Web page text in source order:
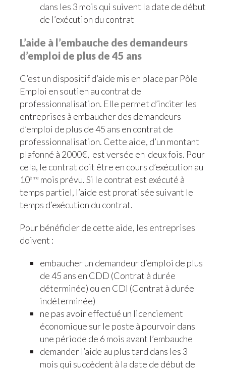
dans les 3 mois qui suivent la date de début
de l’exécution du contrat
L’aide à l’embauche des demandeurs
d’emploi de plus de 45 ans
C’est un dispositif d’aide mis en place par Pôle
Emploi en soutien au contrat de
professionnalisation. Elle permet d’inciter les
entreprises à embaucher des demandeurs
d’emploi de plus de 45 ans en contrat de
professionnalisation. Cette aide, d’un montant
plafonné à 2000€, est versée en deux fois. Pour
cela, le contrat doit être en cours d’exécution au
10ème mois prévu. Si le contrat est exécuté à
temps partiel, l’aide est proratisée suivant le
temps d’exécution du contrat.
Pour bénéficier de cette aide, les entreprises
doivent :
embaucher un demandeur d’emploi de plus
de 45 ans en CDD (Contrat à durée
déterminée) ou en CDI (Contrat à durée
indéterminée)
ne pas avoir effectué un licenciement
économique sur le poste à pourvoir dans
une période de 6 mois avant l’embauche
demander l’aide au plus tard dans les 3
mois qui succèdent à la date de début de